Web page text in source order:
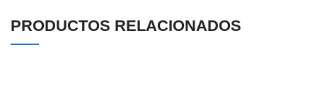
PRODUCTOS RELACIONADOS